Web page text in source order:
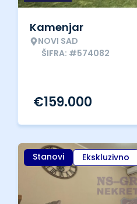
Kamenjar
NOVI SAD
ŠIFRA: #574082
€159.000
Stanovi Ekskluzivno